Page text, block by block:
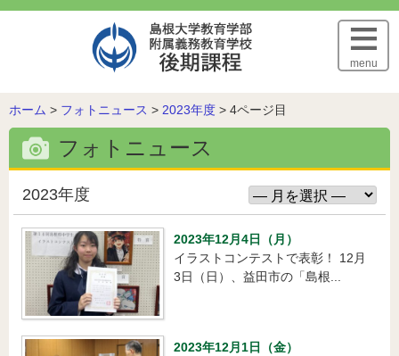
このページの本文へ
menu
こ
の
ー
ホーム > フォトニュース > 2023年度 > 4ページ目
フォトニュース
2023年度
2023年12月4日（月）
イラストコンテストで表彰！ 12月
3日（日）、益田市の「島根...
2023年12月1日（金）